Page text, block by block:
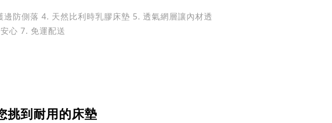
防側落 4. 天然比利時乳膠床墊 5. 透氣網層讓內材透
心 7. 免運配送
挑到耐用的床墊